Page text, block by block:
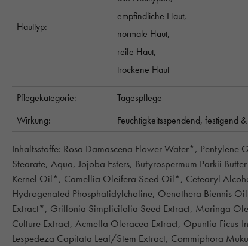
Hauttyp:
empfindliche Haut,
normale Haut,
reife Haut,
trockene Haut
Pflegekategorie:
Tagespflege
Wirkung:
Feuchtigkeitsspendend, festigend
Inhaltsstoffe: Rosa Damascena Flower Water*,
Stearate, Aqua, Jojoba Esters, Butyrospermum Parkii
Kernel Oil*, Camellia Oleifera Seed Oil*, Cetearyl
Hydrogenated Phosphatidylcholine, Oenothera Biennis
Extract*, Griffonia Simplicifolia Seed Extract, Moringa
Culture Extract, Acmella Oleracea Extract, Opuntia
Lespedeza Capitata Leaf/Stem Extract, Commiphora